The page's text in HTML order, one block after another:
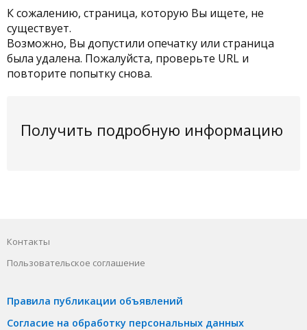
К сожалению, страница, которую Вы ищете, не
существует.
Возможно, Вы допустили опечатку или страница
была удалена. Пожалуйста, проверьте URL и
повторите попытку снова.
Получить подробную информацию
Контакты
Пользовательское соглашение
Правила публикации объявлений
Согласие на обработку персональных данных